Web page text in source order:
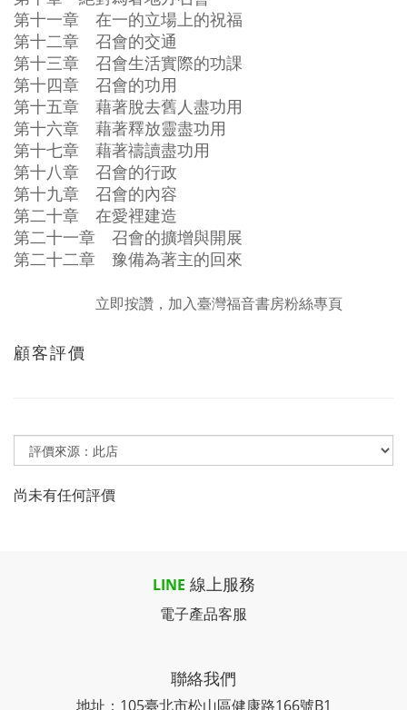
第十一章 在一的立場上的祝福
第十二章 召會的交通
第十三章 召會生活實際的功課
第十四章 召會的功用
第十五章 藉著脫去舊人盡功用
第十六章 藉著釋放靈盡功用
第十七章 藉著禱讀盡功用
第十八章 召會的行政
第十九章 召會的內容
第二十章 在愛裡建造
第二十一章 召會的擴增與開展
第二十二章 豫備為著主的回來
立即按讚，加入臺灣福音書房粉絲專頁
顧客評價
尚未有任何評價
LINE 線上服務
電子產品客服
聯絡我們
地址：105臺北市松山區健康路166號B1